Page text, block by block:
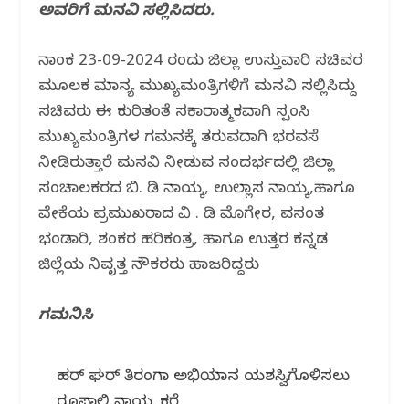
ಅವರಿಗೆ ಮನವಿ ಸಲ್ಲಿಸಿದರು.
ದಿನಾಂಕ 23-09-2024 ರಂದು ಜಿಲ್ಲಾ ಉಸ್ತುವಾರಿ ಸಚಿವರ
ಮೂಲಕ ಮಾನ್ಯ ಮುಖ್ಯಮಂತ್ರಿಗಳಿಗೆ ಮನವಿ ಸಲ್ಲಿಸಿದ್ದು
ಸಚಿವರು ಈ ಕುರಿತಂತೆ ಸಕಾರಾತ್ಮಕವಾಗಿ ಸ್ಪಂದಿಸಿ
ಮುಖ್ಯಮಂತ್ರಿಗಳ ಗಮನಕ್ಕೆ ತರುವದಾಗಿ ಭರವಸೆ
ನೀಡಿರುತ್ತಾರೆ ಮನವಿ ನೀಡುವ ಸಂದರ್ಭದಲ್ಲಿ ಜಿಲ್ಲಾ
ಸಂಚಾಲಕರದ ಬಿ. ಡಿ ನಾಯ್ಕ, ಉಲ್ಲಾಸ ನಾಯ್ಕ,ಹಾಗೂ
ವೇದಿಕೆಯ ಪ್ರಮುಖರಾದ ವಿ . ಡಿ ಮೊಗೇರ, ವಸಂತ
ಭಂಡಾರಿ, ಶಂಕರ ಹರಿಕಂತ್ರ, ಹಾಗೂ ಉತ್ತರ ಕನ್ನಡ
ಜಿಲ್ಲೆಯ ನಿವೃತ್ತ ನೌಕರರು ಹಾಜರಿದ್ದರು
ಗಮನಿಸಿ
ಹರ್ ಘರ್ ತಿರಂಗಾ ಅಭಿಯಾನ ಯಶಸ್ವಿಗೊಳಿಸಲು